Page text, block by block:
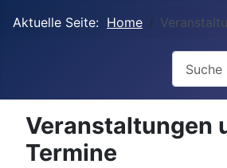
Aktuelle Seite: Home
Veranstaltungen
Termine